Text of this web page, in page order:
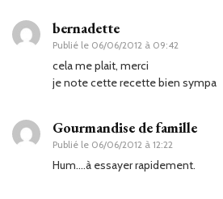
bernadette
Publié le 06/06/2012 à 09:42
cela me plait, merci
je note cette recette bien sympa
Gourmandise de famille
Publié le 06/06/2012 à 12:22
Hum….à essayer rapidement.